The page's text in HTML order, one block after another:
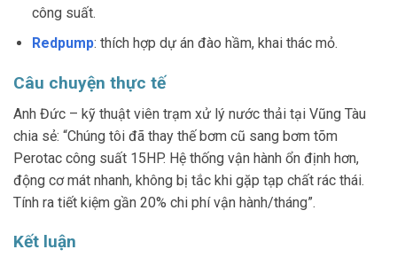
công suất.
Redpump: thích hợp dự án đào hầm, khai thác mỏ.
Câu chuyện thực tế
Anh Đức – kỹ thuật viên trạm xử lý nước thải tại Vũng Tàu
chia sẻ: “Chúng tôi đã thay thế bơm cũ sang bơm tõm
Perotac công suất 15HP. Hệ thống vận hành ổn định hơn,
động cơ mát nhanh, không bị tắc khi gặp tạp chất rác thái.
Tính ra tiết kiệm gần 20% chi phí vận hành/tháng”.
Kết luận